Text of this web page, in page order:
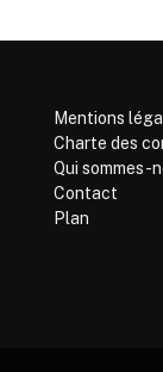
Mentions
Charte des
Qui sommes-
Contact
Plan